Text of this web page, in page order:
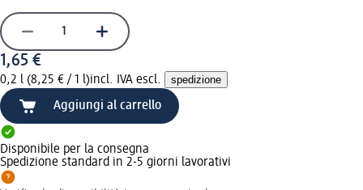
1,65 €
0,2 l (8,25 € / 1 l)incl. IVA escl. spedizione
Aggiungi al carrello
Disponibile per la consegna
Spedizione standard in 2-5 giorni lavorativi